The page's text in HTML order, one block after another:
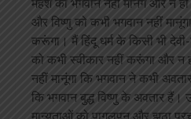
और विष्णु को कभी भगवान नहीं
करूंगा। मैं हिंदू धर्म के किसी भी
को कभी स्वीकार नहीं करूंगा और
नहीं मानूंगा कि भगवान ने कभी
कि भगवान बुद्ध विष्णु के अवतार हैं।